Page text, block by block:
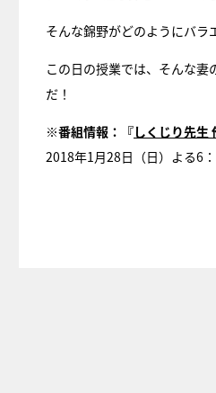
そんな錦野がどのようにバラ
この日の授業では、そんな
だ！
※番組情報：『しくじり先生
2018年1月28日（日）よる6